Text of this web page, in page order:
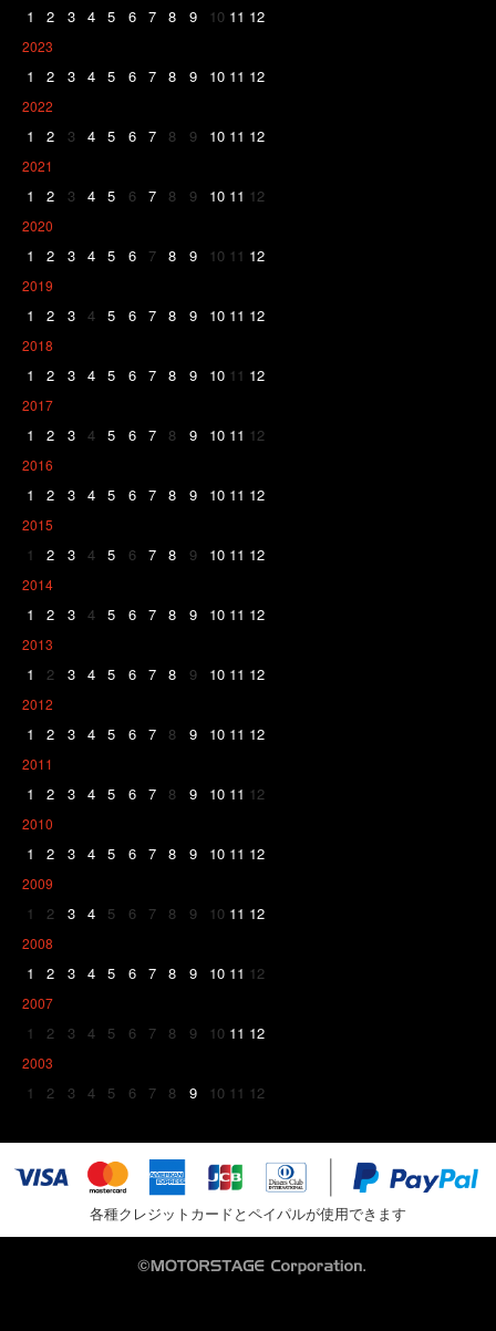
1 2 3 4 5 6 7 8 9 10 11 12
2023
1 2 3 4 5 6 7 8 9 10 11 12
2022
1 2 3 4 5 6 7 8 9 10 11 12
2021
1 2 3 4 5 6 7 8 9 10 11 12
2020
1 2 3 4 5 6 7 8 9 10 11 12
2019
1 2 3 4 5 6 7 8 9 10 11 12
2018
1 2 3 4 5 6 7 8 9 10 11 12
2017
1 2 3 4 5 6 7 8 9 10 11 12
2016
1 2 3 4 5 6 7 8 9 10 11 12
2015
1 2 3 4 5 6 7 8 9 10 11 12
2014
1 2 3 4 5 6 7 8 9 10 11 12
2013
1 2 3 4 5 6 7 8 9 10 11 12
2012
1 2 3 4 5 6 7 8 9 10 11 12
2011
1 2 3 4 5 6 7 8 9 10 11 12
2010
1 2 3 4 5 6 7 8 9 10 11 12
2009
1 2 3 4 5 6 7 8 9 10 11 12
2008
1 2 3 4 5 6 7 8 9 10 11 12
2007
1 2 3 4 5 6 7 8 9 10 11 12
2003
1 2 3 4 5 6 7 8 9 10 11 12
各種クレジットカードとペイパルが使用できます